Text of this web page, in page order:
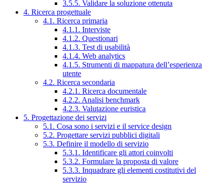
3.5.5. Validare la soluzione ottenuta
4. Ricerca progettuale
4.1. Ricerca primaria
4.1.1. Interviste
4.1.2. Questionari
4.1.3. Test di usabilità
4.1.4. Web analytics
4.1.5. Strumenti di mappatura dell’esperienza
utente
4.2. Ricerca secondaria
4.2.1. Ricerca documentale
4.2.2. Analisi benchmark
4.2.3. Valutazione euristica
5. Progettazione dei servizi
5.1. Cosa sono i servizi e il service design
5.2. Progettare servizi pubblici digitali
5.3. Definire il modello di servizio
5.3.1. Identificare gli attori coinvolti
5.3.2. Formulare la proposta di valore
5.3.3. Inquadrare gli elementi costitutivi del
servizio